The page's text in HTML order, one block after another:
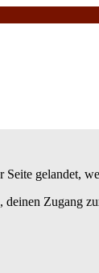
gelandet,
Zugang